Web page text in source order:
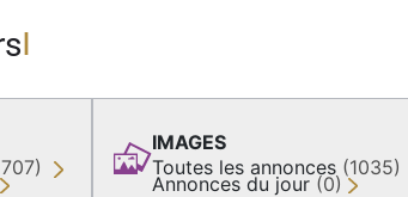
IMAGES
Toutes les annonces (1035)
Annonces du jour (0)